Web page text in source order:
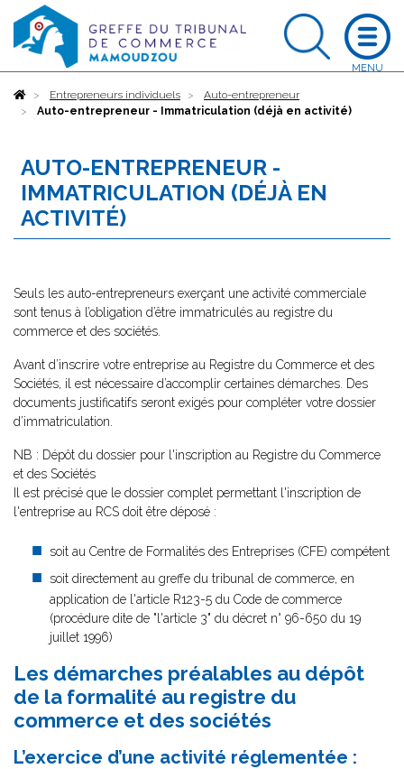
AccueilEntrepreneurs individuels
Auto-entrepreneur
Auto-entrepreneur - Immatriculation (déjà en activité)
AUTO-ENTREPRENEUR -
IMMATRICULATION (DÉJÀ EN
ACTIVITÉ)
Seuls les auto-entrepreneurs exerçant une activité commerciale
sont tenus à l’obligation d’être immatriculés au registre du
commerce et des sociétés.
Avant d’inscrire votre entreprise au Registre du Commerce et des
Sociétés, il est nécessaire d’accomplir certaines démarches. Des
documents justificatifs seront exigés pour compléter votre dossier
d’immatriculation.
NB : Dépôt du dossier pour l'inscription au Registre du Commerce
et des Sociétés
Il est précisé que le dossier complet permettant l'inscription de
l'entreprise au RCS doit être déposé :
soit au Centre de Formalités des Entreprises (CFE) compétent
soit directement au greffe du tribunal de commerce, en
application de l'article R123-5 du Code de commerce
(procédure dite de "l'article 3" du décret n° 96-650 du 19
juillet 1996)
Les démarches préalables au dépôt
de la formalité au registre du
commerce et des sociétés
L’exercice d’une activité réglementée :